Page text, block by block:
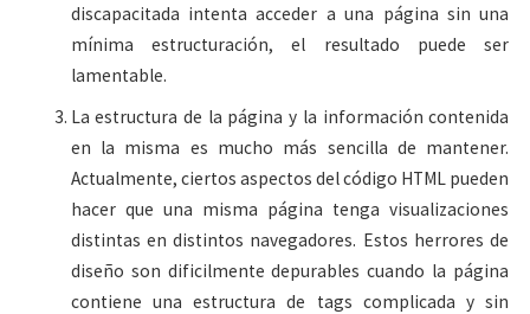
discapacitada intenta acceder a una página sin una
mínima estructuración, el resultado puede ser
lamentable.
La estructura de la página y la información contenida
en la misma es mucho más sencilla de mantener.
Actualmente, ciertos aspectos del código HTML pueden
hacer que una misma página tenga visualizaciones
distintas en distintos navegadores. Estos herrores de
diseño son dificilmente depurables cuando la página
contiene una estructura de tags complicada y sin